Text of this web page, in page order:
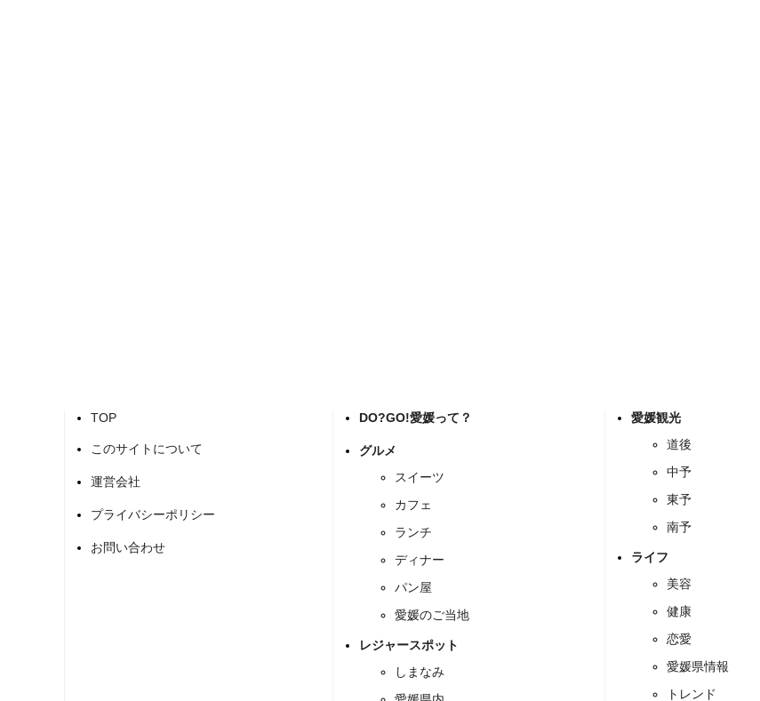
TOP
このサイトについて
運営会社
プライバシーポリシー
お問い合わせ
DO?GO!愛媛って？
グルメ
スイーツ
カフェ
ランチ
ディナー
パン屋
愛媛のご当地
レジャースポット
しまなみ
愛媛観光
道後
中予
東予
南予
ライフ
美容
健康
恋愛
愛媛県情報
トレンド